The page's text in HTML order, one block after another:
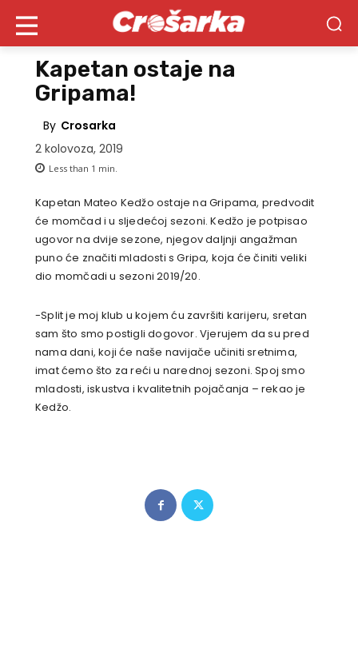
Kapetan ostaje na
Gripama!
By Crosarka
2 kolovoza, 2019
Less than 1 min.
Kapetan Mateo Kedžo ostaje na Gripama, predvodit
će momčad i u sljedećoj sezoni. Kedžo je potpisao
ugovor na dvije sezone, njegov daljnji angažman
puno će značiti mladosti s Gripa, koja će činiti veliki
dio momčadi u sezoni 2019/20.
-Split je moj klub u kojem ću završiti karijeru, sretan
sam što smo postigli dogovor. Vjerujem da su pred
nama dani, koji će naše navijače učiniti sretnima,
imat ćemo što za reći u narednoj sezoni. Spoj smo
mladosti, iskustva i kvalitetnih pojačanja – rekao je
Kedžo.